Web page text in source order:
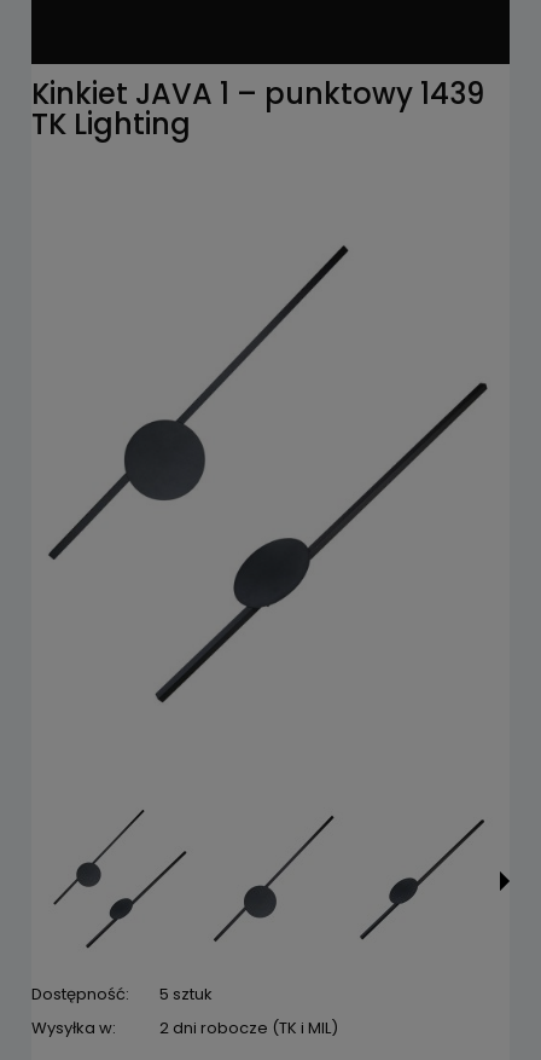
Kinkiet JAVA 1 – punktowy 1439
TK Lighting
Dostępność:
5 sztuk
Wysyłka w:
2 dni robocze (TK i MIL)